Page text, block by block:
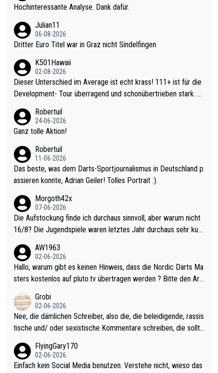
Hochinteressante Analyse. Dank dafür.
Julian11
06-08-2026
Dritter Euro Titel war in Graz nicht Sindelfingen
K501Hawaii
02-08-2026
Dieser Unterschied im Average ist echt krass! 111+ ist für die
Development- Tour überragend und schonübertrieben stark. U
mal 40+ erst recht. Da gewinnst keinen Blumentopf - ist ja noc
h krasser wie ein Pokalspiel eines Kreisligisten vs einem Bund
Robertuil
24-06-2026
Ganz tolle Aktion!
Robertuil
11-06-2026
Das beste, was dem Darts-Sportjournalismus in Deutschland p
assieren konnte, Adrian Geiler! Tolles Portrait :).
Morgoth42x
07-06-2026
Die Aufstockung finde ich durchaus sinnvoll, aber warum nicht
16/8? Die Jugendspiele waren letztes Jahr durchaus sehr kurz
Allerdings ist Mitchell Lawrie als Nummer 1 der Welt eh qualifi
ziert. Somit ändert die automatische Qualifikation des Weltmei
sters erstmal nichts. Ich denke sie wollen damit für nächstes J
ohl wenig WDF Turniere spielen. Dies war bei Archie Self letzt
es Jahr der Fall. Er musste als amtierender Weltmeister durch
den Qualifier und ich glaube kaum, dass Mitchel sich das (in Ve
gas) antun würde, wenn er doch eigentlich die PDC-WM als Zi
el hat.
AW1963
02-06-2026
Hallo, warum gibt es keinen Hinweis, dass die Nordic Darts Ma
sters kostenlos auf pluto.tv übertragen werden ? Bitte den Arti
Grobi
02-06-2026
Nee, die dämlichen Schreiber, also die, die beleidigende, rassis
tische und/ oder sexistische Kommentare schreiben, die sollte
s Leben in den Griff kriegen. Nur eins wundert mich: Luke Little
r war doch neulich erst derjenige, der über Social Media GvV p
FlyingGary170
02-06-2026
Einfach kein Social Media benutzen. Verstehe nicht, wieso das